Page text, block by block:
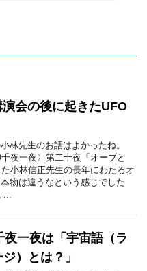
会の後に起きたUFO
林先生のお話はよかったね。
夜一夜〉第二十夜「オーブと
小林信正先生の長年にわたるオ
物は違うなという感じでした
...
夜一夜は「宇宙語（ラ
）とは？」